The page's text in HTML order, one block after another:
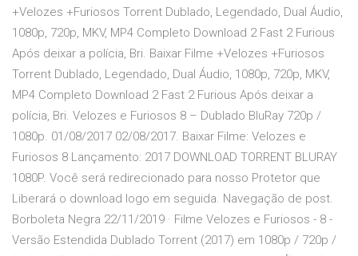
+Velozes +Furiosos Torrent Dublado, Legendado, Dual Áudio,
1080p, 720p, MKV, MP4 Completo Download 2 Fast 2 Furious
Após deixar a polícia, Bri. Baixar Filme +Velozes +Furiosos
Torrent Dublado, Legendado, Dual Áudio, 1080p, 720p, MKV,
MP4 Completo Download 2 Fast 2 Furious Após deixar a
polícia, Bri. Velozes e Furiosos 8 – Dublado BluRay 720p /
1080p. 01/08/2017 02/08/2017. Baixar Filme: Velozes e
Furiosos 8 Lançamento: 2017 DOWNLOAD TORRENT BLURAY
1080P. Você será redirecionado para nosso Protetor que
Liberará o download logo em seguida. Navegação de post.
Borboleta Negra 22/11/2019 · Filme Velozes e Furiosos - 8 -
Versão Estendida Dublado Torrent (2017) em 1080p / 720p /